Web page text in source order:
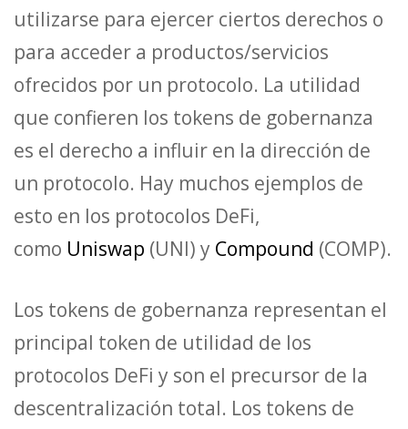
utilizarse para ejercer ciertos derechos o
para acceder a productos/servicios
ofrecidos por un protocolo. La utilidad
que confieren los tokens de gobernanza
es el derecho a influir en la dirección de
un protocolo. Hay muchos ejemplos de
esto en los protocolos DeFi,
como Uniswap (UNI) y Compound (COMP).
Los tokens de gobernanza representan el
principal token de utilidad de los
protocolos DeFi y son el precursor de la
descentralización total. Los tokens de